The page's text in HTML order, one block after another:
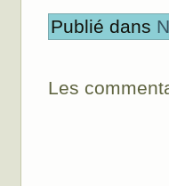
Publié dans
Les